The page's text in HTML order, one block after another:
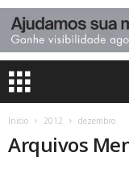
Início 2012 dezembro
Arquivos